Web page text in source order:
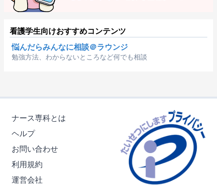
看護学生向けおすすめコンテンツ
悩んだらみんなに相談＠ラウンジ
勉強方法、わからないところなど何でも相談
ナース専科とは
ヘルプ
お問い合わせ
利用規約
運営会社